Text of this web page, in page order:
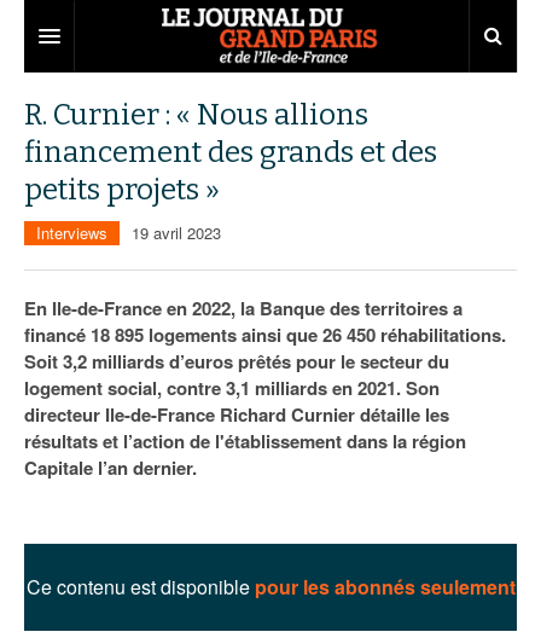
Territoires
Aménagement
Collectivités
Services urbains
Entreprises
Développement économique
Attractivité
Innovation
Transport
Départements
77
78
91
93
94
Nominations
Portraits
Agenda
Les Assises du Grand Paris
Éditions précédentes
Le podcast
Ecouter les épisodes
R. Curnier : « Nous allions
financement des grands et des
petits projets »
Interviews 19 avril 2023
En Ile-de-France en 2022, la Banque des territoires a
financé 18 895 logements ainsi que 26 450 réhabilitations.
Soit 3,2 milliards d’euros prêtés pour le secteur du
logement social, contre 3,1 milliards en 2021. Son
directeur Ile-de-France Richard Curnier détaille les
résultats et l’action de l'établissement dans la région
Capitale l’an dernier.
Ce contenu est disponible pour les abonnés seulement